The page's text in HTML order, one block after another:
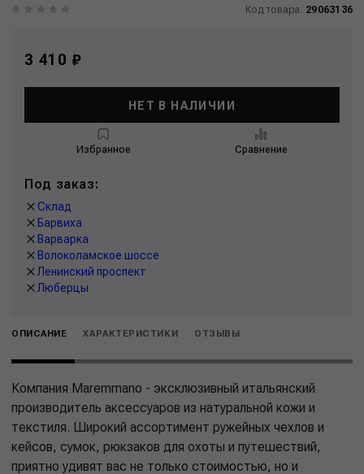
Код товара: 29063136
3 410 ₽
НЕТ В НАЛИЧИИ
Избранное Сравнение
Под заказ:
Склад
Барвиха
Варварка
Волоколамское шоссе
Ленинский проспект
Люберцы
ОПИСАНИЕ ХАРАКТЕРИСТИКИ ОТЗЫВЫ
Компания Maremmano - эксклюзивный итальянский
производитель аксессуаров из натуральной кожи и
текстиля. Широкий ассортимент ружейных чехлов и
кейсов, сумок, рюкзаков для охоты и путешествий,
приятно удивят вас не только стоимостью, но и